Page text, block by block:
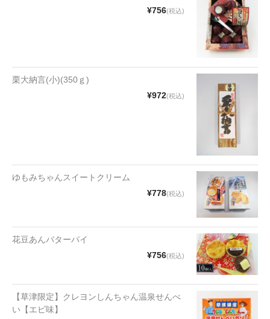
もち
梅
その他
麺類
¥756(税込)
栗大納言(小)(350ｇ)
¥972(税込)
ゆもみちゃんスイートクリーム
¥778(税込)
花豆あんバターパイ
¥756(税込)
【草津限定】クレヨンしんちゃん温泉せんべ
い【エビ味】